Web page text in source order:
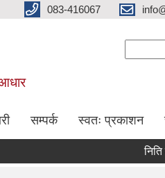
083-416067
सम्पर्क स्वतः प्रकाशन
निति